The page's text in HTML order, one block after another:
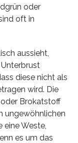
oder
oft in
aussieht,
diese nicht als
wird. Die
Brokatstoff
ungewöhnlichen
Weste,
es um das